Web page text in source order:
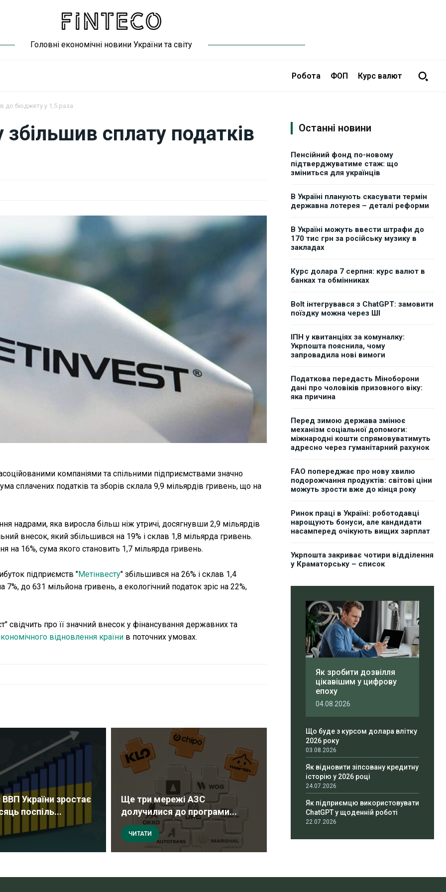
Головні економічні новини України та світу
Робота ФОП Курс валют
до бюджету у 1,5 раза
збільшив сплату податків
компаніями та спільними підприємствами значно
сплачених податків та зборів склала 9,9 мільярдів гривень, що на
надрами, яка виросла більш ніж утричі, досягнувши 2,9 мільярдів
внесок, який збільшився на 19% і склав 1,8 мільярда гривень.
на 16%, сума якого становить 1,7 мільярда гривень.
підприємств "Метінвесту" збільшився на 26% і склав 1,4
до 631 мільйона гривень, а екологічний податок зріс на 22%,
свідчить про її значний внесок у фінансування державних та
відновлення країни в поточних умовах.
України зростає
поспіль...
Ще три мережі АЗС
долучилися до програми...
ЧИТАТИ
Останні новини
Пенсійний фонд по-новому
підтверджуватиме стаж: що
зміниться для українців
В Україні планують скасувати термін
державна лотерея – деталі реформи
В Україні можуть ввести штрафи до
170 тис грн за російську музику в
закладах
Курс долара 7 серпня: курс валют в
банках та обмінниках
Bolt інтегрувався з ChatGPT: замовити
поїздку можна через ШІ
ІПН у квитанціях за комуналку:
Укрпошта пояснила, чому
запровадила нові вимоги
Податкова передасть Міноборони
дані про чоловіків призовного віку:
яка причина
Перед зимою держава змінює
механізм соціальної допомоги:
міжнародні кошти спрямовуватимуть
адресно через гуманітарний рахунок
FAO попереджає про нову хвилю
подорожчання продуктів: світові ціни
можуть зрости вже до кінця року
Ринок праці в Україні: роботодавці
нарощують бонуси, але кандидати
насамперед очікують вищих зарплат
Укрпошта закриває чотири відділення
у Краматорську – список
Як зробити дозвілля
цікавішим у цифрову
епоху
04.08.2026
Що буде з курсом долара влітку
2026 року
03.08.2026
Як відновити зіпсовану кредитну
історію у 2026 році
24.07.2026
Як підприємцю використовувати
ChatGPT у щоденній роботі
22.07.2026